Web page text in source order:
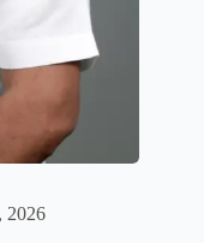
2026